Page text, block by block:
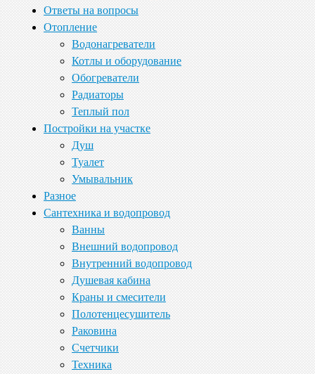
Ответы на вопросы
Отопление
Водонагреватели
Котлы и оборудование
Обогреватели
Радиаторы
Теплый пол
Постройки на участке
Душ
Туалет
Умывальник
Разное
Сантехника и водопровод
Ванны
Внешний водопровод
Внутренний водопровод
Душевая кабина
Краны и смесители
Полотенцесушитель
Раковина
Счетчики
Техника